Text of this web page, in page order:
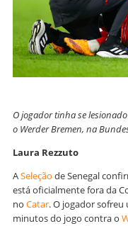
O jogador tinha se
o Werder Bremen, na
Laura Rezzuto
ASeleção de Senegal
está oficialmente fora da
no Catar. O jogador sofreu
minutos do jogo contra o